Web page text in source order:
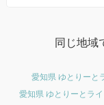
同じ地域
愛知県 ゆとりーと
愛知県 ゆとりーとラ